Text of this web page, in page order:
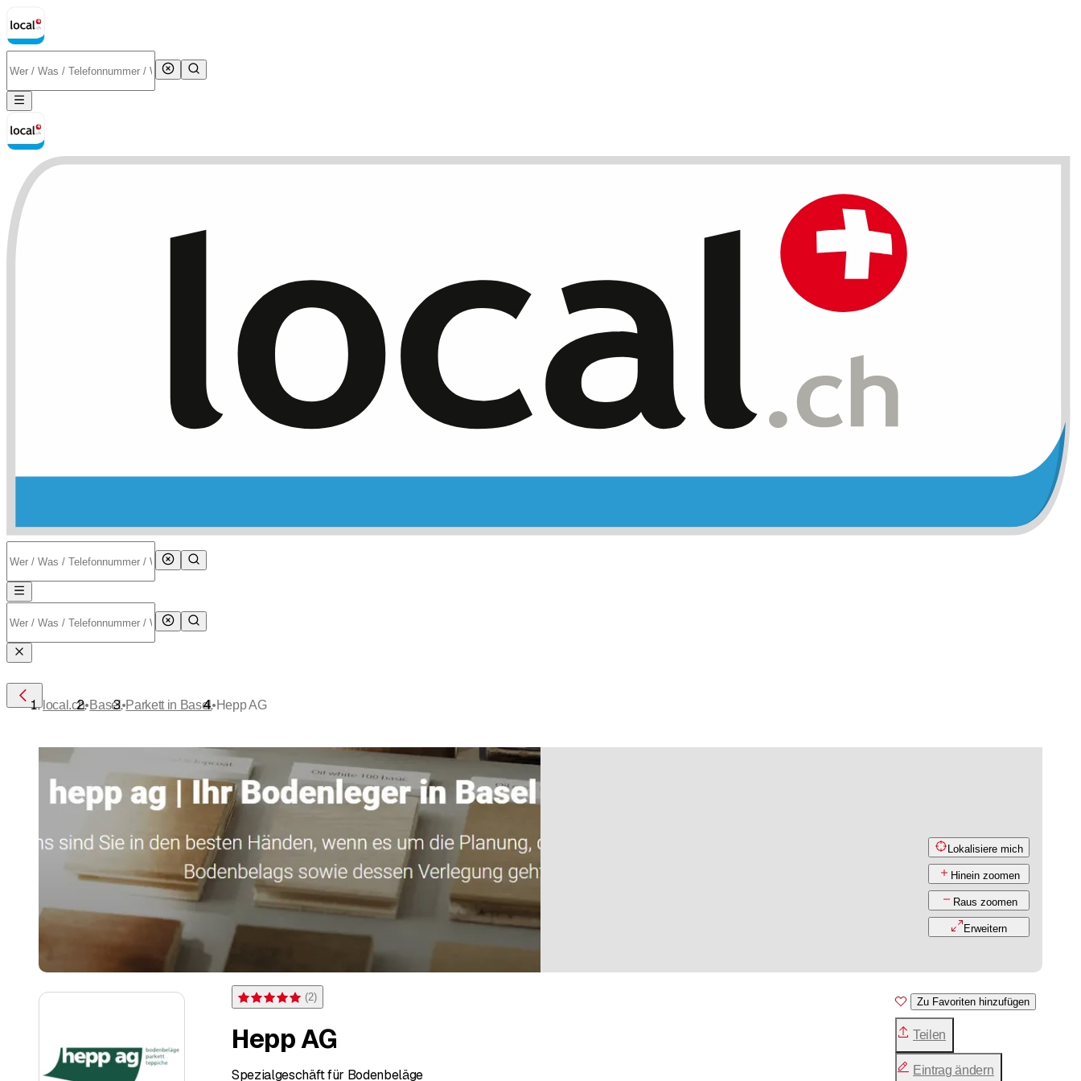
Lokalisiere mich
Hinein zoomen
Raus zoomen
Erweitern
Bewertung 5 von 5 Sternen bei 2 Bewertungen
(2)
Hepp AG
Spezialgeschäft für Bodenbeläge
Zu Favoriten hinzufügen
Teilen
Eintrag ändern
local.ch•Basel•Parkett in Basel•Hepp AG